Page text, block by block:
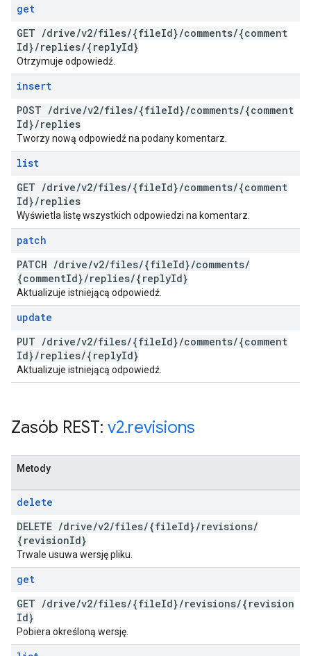
get
GET /drive/v2/files/{fileId}/comments/{comment
Id}/replies/{replyId}
Otrzymuje odpowiedź.
insert
POST /drive/v2/files/{fileId}/comments/{comment
Id}/replies
Tworzy nową odpowiedź na podany komentarz.
list
GET /drive/v2/files/{fileId}/comments/{comment
Id}/replies
Wyświetla listę wszystkich odpowiedzi na komentarz.
patch
PATCH /drive/v2/files/{fileId}/comments/
{commentId}/replies/{replyId}
Aktualizuje istniejącą odpowiedź.
update
PUT /drive/v2/files/{fileId}/comments/{comment
Id}/replies/{replyId}
Aktualizuje istniejącą odpowiedź.
Zasób REST: v2.revisions
Metody
delete
DELETE /drive/v2/files/{fileId}/revisions/
{revisionId}
Trwale usuwa wersję pliku.
get
GET /drive/v2/files/{fileId}/revisions/{revision
Id}
Pobiera określoną wersję.